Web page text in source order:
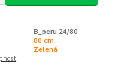
B_peru 24/80
80 cm
Zelená